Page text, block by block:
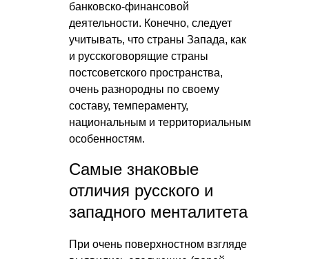
банковско-финансовой
деятельности. Конечно, следует
учитывать, что страны Запада, как
и русскоговорящие страны
постсоветского пространства,
очень разнородны по своему
составу, темпераменту,
национальным и территориальным
особенностям.
Самые знаковые
отличия русского и
западного менталитета
При очень поверхностном взгляде